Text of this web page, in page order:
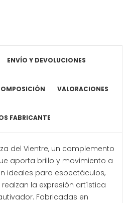
ENVÍO Y DEVOLUCIONES
VALORACIONES
FABRICANTE
del Vientre, un complemento
aporta brillo y movimiento a
ideales para espectáculos,
la expresión artística
Fabricadas en